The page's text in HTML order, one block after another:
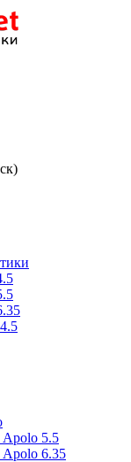
5.5
6.35